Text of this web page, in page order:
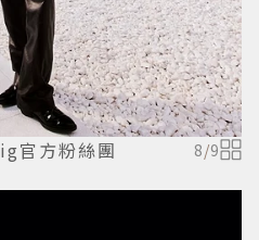
ig官方粉絲團 8/9